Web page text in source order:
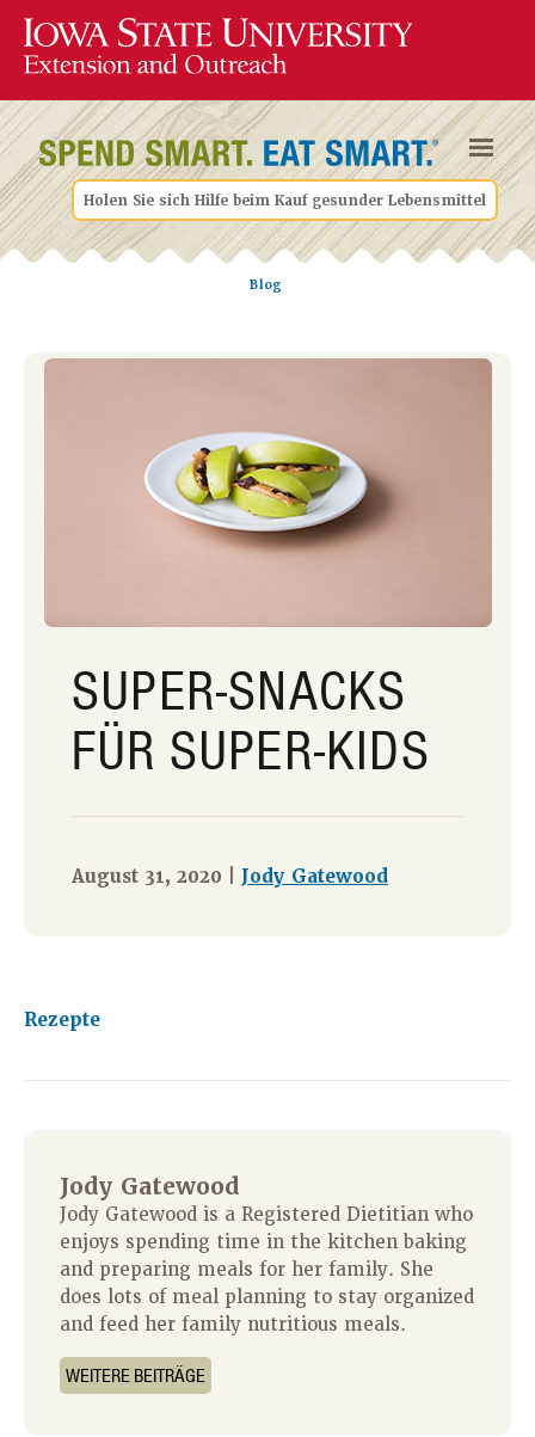
Holen Sie sich Hilfe beim Kauf gesunder Lebensmittel
Blog
SUPER-SNACKS
FÜR SUPER-KIDS
August 31, 2020 | Jody Gatewood
Rezepte
Jody Gatewood
Jody Gatewood is a Registered Dietitian who
enjoys spending time in the kitchen baking
and preparing meals for her family. She
does lots of meal planning to stay organized
and feed her family nutritious meals.
WEITERE BEITRÄGE